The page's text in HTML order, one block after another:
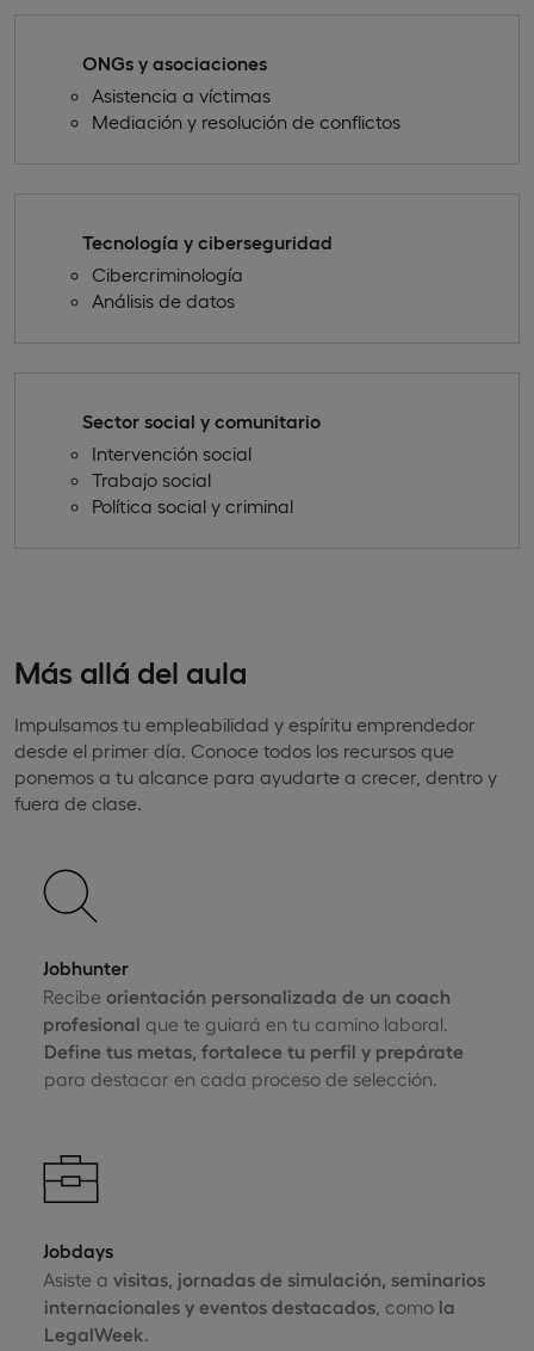
ONGs y asociaciones
Asistencia a víctimas
Mediación y resolución de conflictos
Tecnología y ciberseguridad
Cibercriminología
Análisis de datos
Sector social y comunitario
Intervención social
Trabajo social
Política social y criminal
Más allá del aula
Impulsamos tu empleabilidad y espíritu emprendedor
desde el primer día. Conoce todos los recursos que
ponemos a tu alcance para ayudarte a crecer, dentro y
fuera de clase.
Jobhunter
Recibeorientación personalizada de un coach
profesional que te guiará en tu camino laboral.
Define tus metas, fortalece tu perfil y prepárate
para destacar en cada proceso de selección.
Jobdays
Asiste avisitas, jornadas de simulación, seminarios
internacionales y eventos destacados, como la
LegalWeek.